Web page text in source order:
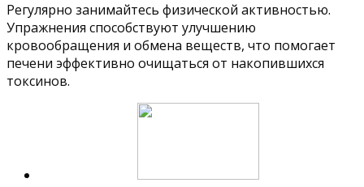
Регулярно занимайтесь физической активностью.
Упражнения способствуют улучшению
кровообращения и обмена веществ, что помогает
печени эффективно очищаться от накопившихся
токсинов.